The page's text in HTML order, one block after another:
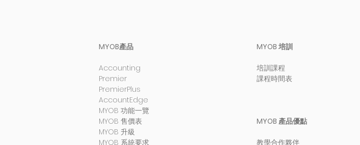
MYOB產品
Accounting
Premier
PremierPlus
AccountEdge
MYOB 功能一覽
MYOB 售價表
MYOB 升級
MYOB 系統要求
MYOB 培訓
培訓課程
課程時間表
MYOB 產品優點
教學合作夥伴